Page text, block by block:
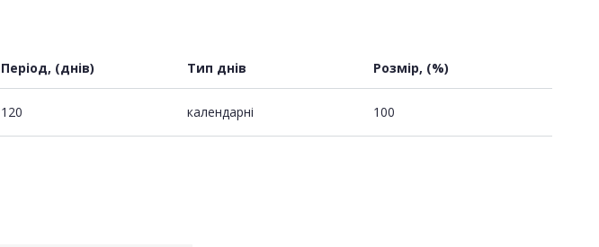
Період, (днів) Тип днів Розмір, (%)
120 календарні 100